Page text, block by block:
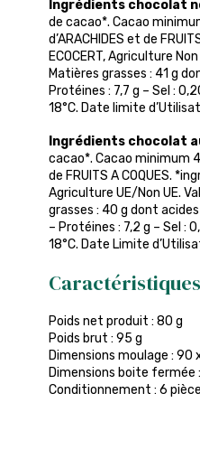
Ingrédients chocolat
de cacao*. Cacao
d’ARACHIDES et de
ECOCERT, Agriculture
Matières grasses : 41 g
Protéines : 7,7 g – Sel :
18°C. Date limite
Ingrédients chocolat
cacao*. Cacao minimum
de FRUITS A COQUES.
Agriculture UE/Non UE.
grasses : 40 g dont
– Protéines : 7,2 g – Sel :
18°C. Date Limite
Poids net produit : 80 g
Poids brut : 95 g
Dimensions moulage : 90
Dimensions boite fermée
Conditionnement : 6